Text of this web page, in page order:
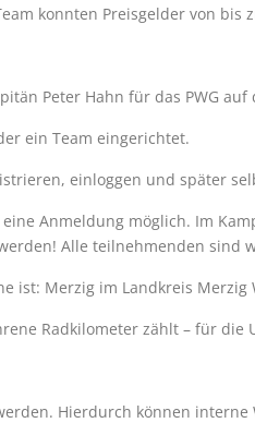
konnten Preisgelder von bis
Peter Hahn für das PWG auf
ein Team eingerichtet.
einloggen und später
Anmeldung möglich. Im
Alle teilnehmenden sind
ist: Merzig im Landkreis Merzig
Radkilometer zählt – für die
Hierdurch können interne